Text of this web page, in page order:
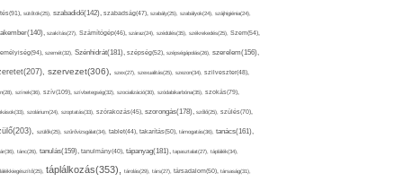
sütőtök(25), szabadidő(142), szabadság(47), szabály(25), szabályok(24), szájhigiénia(24),
szakítás(27), Számítógép(46), száraz(24), szédülés(35), székrekedés(25), Szem(54),
szemét(32), Szénhidrát(181), szépség(52), szépségápolás(26), szerelem(156),
szervezet(306), szex(27), szexualitás(25), szezon(34), szilveszter(48),
színek(36), szív(109), szívbetegség(32), szocializáció(30), szódabikarbóna(35), szokás(79),
szolárium(24), szoptatás(33), szórakozás(45), szorongás(178), szőlő(25), szülés(70),
szülők(25), szűrővizsgálat(34), tablet(44), takarítás(50), támogatás(36), tanács(161),
tánc(26), tanulás(159), tanulmány(40), tápanyag(181), tapasztalat(27), táplálék(34),
táplálkozás(353), tárolás(29), társ(27), társadalom(50), társaság(31),